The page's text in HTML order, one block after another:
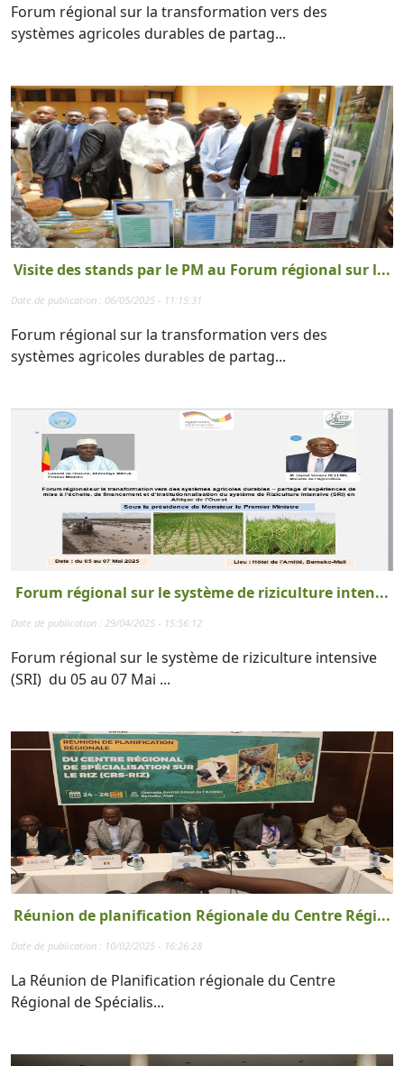
Forum régional sur la transformation vers des
systèmes agricoles durables de partag...
Visite des stands par le PM au Forum régional sur l...
Date de publication : 06/05/2025 - 11:15:31
Forum régional sur la transformation vers des
systèmes agricoles durables de partag...
Forum régional sur le système de riziculture inten...
Date de publication : 29/04/2025 - 15:56:12
Forum régional sur le système de riziculture intensive
(SRI) du 05 au 07 Mai ...
Réunion de planification Régionale du Centre Régi...
Date de publication : 10/02/2025 - 16:26:28
La Réunion de Planification régionale du Centre
Régional de Spécialis...